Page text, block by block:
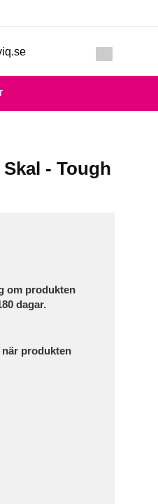
- Tough
om produkten
dagar.
när produkten